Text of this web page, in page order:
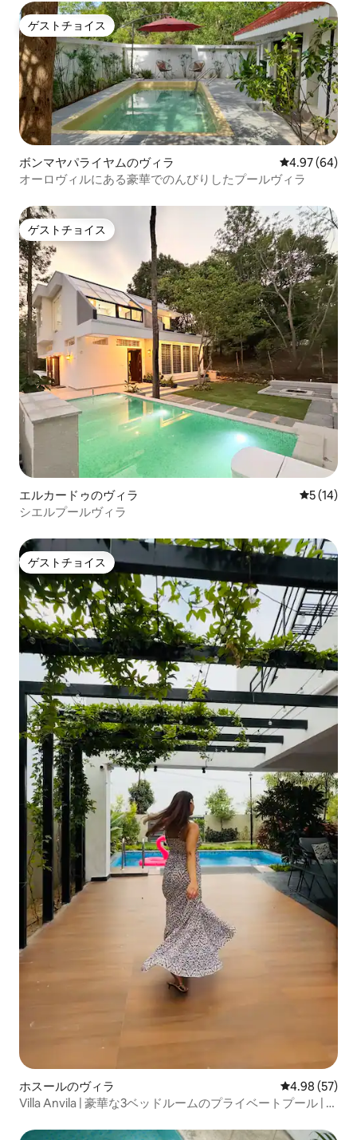
ゲストチョイス
ゲストチョイス
ボンマヤパライヤムのヴィラ レビュー64
4.97 (64)
オーロヴィルにある豪華でのんびりしたプールヴィラ
ゲストチョイス
ゲストチョイス
エルカードゥのヴィラ レビュー
5 (14)
シエルプールヴィラ
ゲストチョイス
ゲストチョイス
ホスールのヴィラ レビュー57
4.98 (57)
Villa Anvila | 豪華な3ベッドルームのプライベートプール | バ